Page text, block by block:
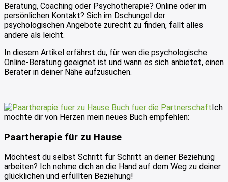
Beratung, Coaching oder Psychotherapie? Online oder im
persönlichen Kontakt? Sich im Dschungel der
psychologischen Angebote zurecht zu finden, fällt alles
andere als leicht.
In diesem Artikel erfährst du, für wen die psychologische
Online-Beratung geeignet ist und wann es sich anbietet, einen
Berater in deiner Nähe aufzusuchen.
Ich
möchte dir von Herzen mein neues Buch empfehlen:
Paartherapie für zu Hause
Möchtest du selbst Schritt für Schritt an deiner Beziehung
arbeiten? Ich nehme dich an die Hand auf dem Weg zu deiner
glücklichen und erfüllten Beziehung!